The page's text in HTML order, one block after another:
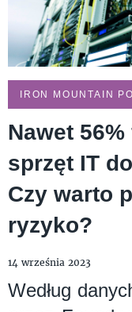
IRON MOUNTAIN
Nawet
sprzęt IT
Czy warto
ryzyko?
14 września 2023
Według